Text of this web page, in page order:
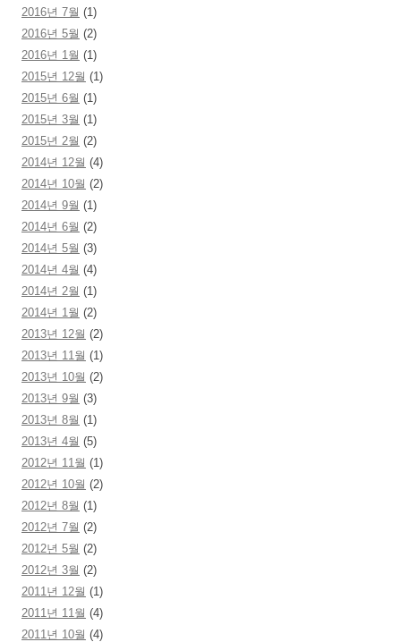
2016년 7월 (1)
2016년 5월 (2)
2016년 1월 (1)
2015년 12월 (1)
2015년 6월 (1)
2015년 3월 (1)
2015년 2월 (2)
2014년 12월 (4)
2014년 10월 (2)
2014년 9월 (1)
2014년 6월 (2)
2014년 5월 (3)
2014년 4월 (4)
2014년 2월 (1)
2014년 1월 (2)
2013년 12월 (2)
2013년 11월 (1)
2013년 10월 (2)
2013년 9월 (3)
2013년 8월 (1)
2013년 4월 (5)
2012년 11월 (1)
2012년 10월 (2)
2012년 8월 (1)
2012년 7월 (2)
2012년 5월 (2)
2012년 3월 (2)
2011년 12월 (1)
2011년 11월 (4)
2011년 10월 (4)